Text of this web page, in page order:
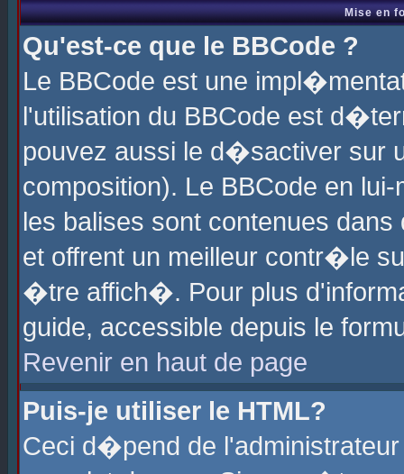
Mise en
Qu'est-ce que le BBCode ?
Le BBCode est une
l'utilisation du BBCode est
pouvez aussi le d�sactiver sur
composition). Le BBCode en
les balises sont contenues
et offrent un meilleur contr�le
�tre affich�. Pour plus
guide, accessible depuis le
Revenir en haut de page
Puis-je utiliser le HTML?
Ceci d�pend de